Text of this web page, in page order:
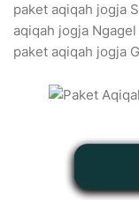
paket aqiqah jogja
aqiqah jogja
paket aqiqah jogja